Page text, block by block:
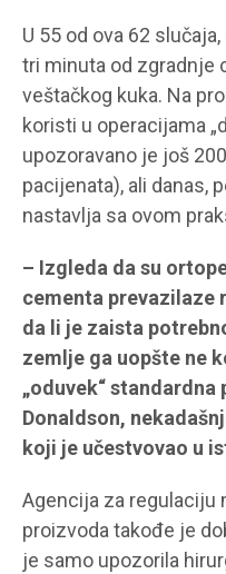
U 55 od ova 62
tri minuta od zgradnje
veštačkog kuka. Na
koristi u operacijama
upozoravano je još
pacijenata), ali danas,
nastavlja sa ovom
– Izgleda da su
cementa prevazilaze
da li je zaista
zemlje ga uopšte ne
„oduvek“
Donaldson,
koji je učestvovao u
Agencija za regulaciju
proizvoda takođe je
je samo upozorila